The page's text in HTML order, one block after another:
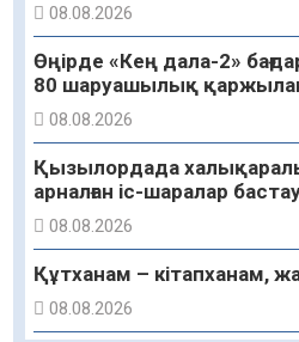
08.08.2026
Өңірде «Кең дала-2»
80 шаруашылық
08.08.2026
Қызылордада
арналған іс-шаралар
08.08.2026
Құтханам – кітапханам,
08.08.2026